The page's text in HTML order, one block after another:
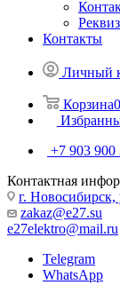
Контакты
Личный
Корзина0
+7 903 900
Контактная
г. Новосибирск,
zakaz@e27.su
e27elektro@mail.ru
Telegram
WhatsApp